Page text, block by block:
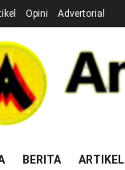
Opini Advertorial
BERITA ARTIKEL